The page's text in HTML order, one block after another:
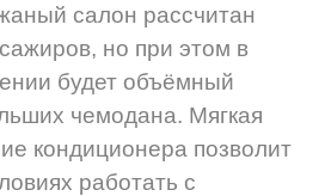
салон рассчитан
но при этом в
будет объёмный
чемодана. Мягкая
кондиционера позволит
работать с